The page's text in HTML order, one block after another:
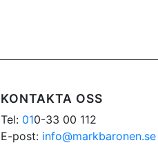
KONTAKTA OSS
Tel: 010-33 00 112
E-post: info@markbaronen.se